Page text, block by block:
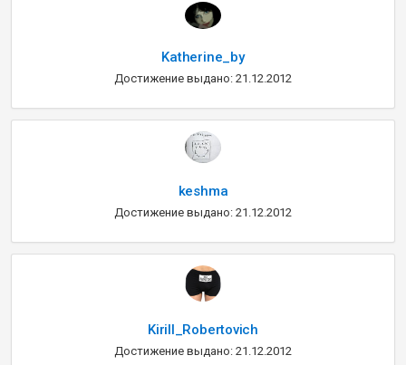
Katherine_by
Достижение выдано: 21.12.2012
keshma
Достижение выдано: 21.12.2012
Kirill_Robertovich
Достижение выдано: 21.12.2012